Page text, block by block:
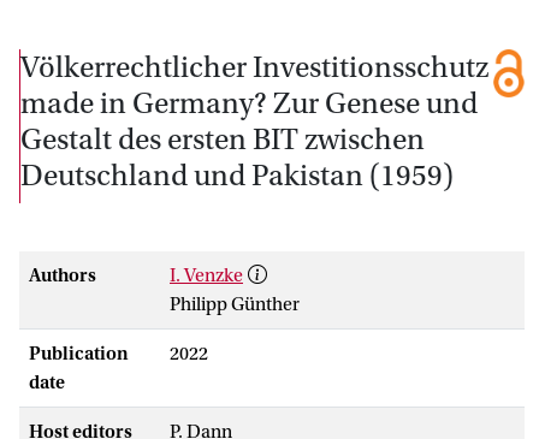
Völkerrechtlicher Investitionsschutz
made in Germany? Zur Genese und
Gestalt des ersten BIT zwischen
Deutschland und Pakistan (1959)
Authors
I. Venzke
Philipp Günther
Publication
date
2022
Host editors
P. Dann